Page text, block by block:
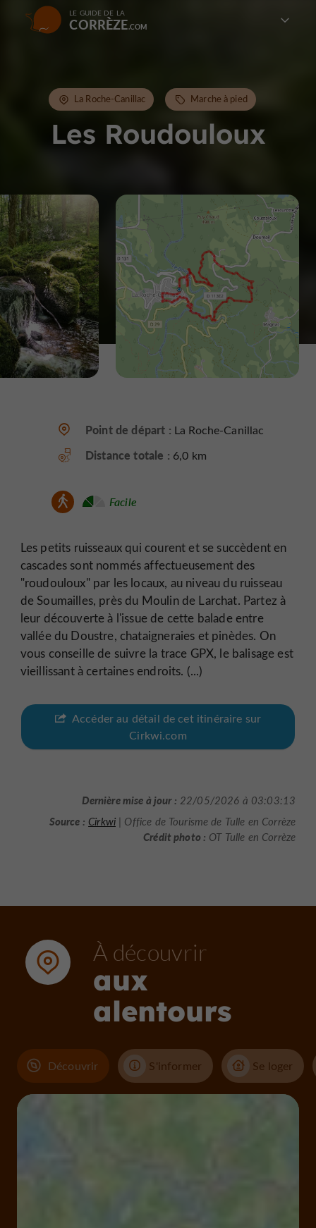
LE GUIDE DE LA
CORRÈZE
Les Roudouloux
La Roche-Canillac Marche à pied
Point de départ : La Roche-Canillac
Distance totale : 6,0 km
Facile
Les petits ruisseaux qui courent et se succèdent en
cascades sont nommés affectueusement des
"roudouloux" par les locaux, au niveau du ruisseau
de Soumailles, près du Moulin de Larchat. Partez à
leur découverte à l'issue de cette balade entre
vallée du Doustre, chataigneraies et pinèdes. On
vous conseille de suivre la trace GPX, le balisage est
vieillissant à certaines endroits. (...)
Accéder au détail de cet itinéraire sur
Cirkwi.com
Dernière mise à jour : 22/05/2026 à 03:03:13
Source : Cirkwi | Office de Tourisme de Tulle en Corrèze
Crédit photo : OT Tulle en Corrèze
À découvrir
aux
alentours
Découvrir S'informer Se loger